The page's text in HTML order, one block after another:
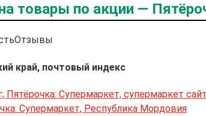
товары по акции —
Отзывы
край, почтовый индекс
Пятёрочка: Супермаркет, супермаркет сайт
Супермаркет, Республика Мордовия